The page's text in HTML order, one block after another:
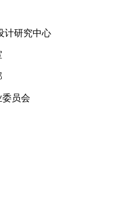
计研究中心
委员会